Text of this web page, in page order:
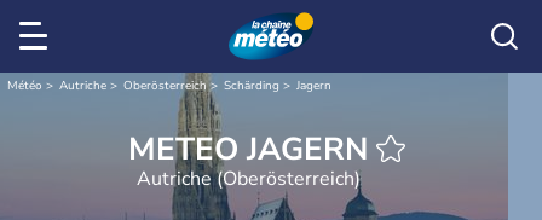
Météo Autriche Oberösterreich Schärding Jagern
METEO JAGERN
Autriche (Oberösterreich)